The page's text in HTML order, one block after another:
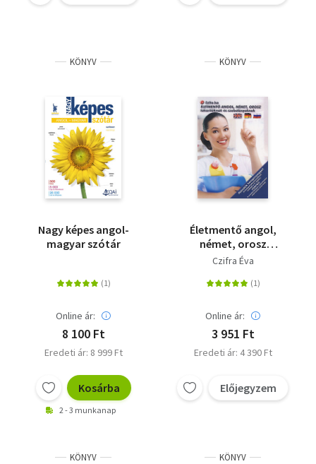
KÖNYV
Nagy képes angol-
magyar szótár
Online ár:
8 100 Ft
Eredeti ár: 8 999 Ft
Kosárba
2 - 3 munkanap
KÖNYV
Életmentő angol,
német, orosz
takarítóknak és
Czifra Éva
Online ár:
3 951 Ft
Eredeti ár: 4 390 Ft
Előjegyzem
KÖNYV KÖNYV